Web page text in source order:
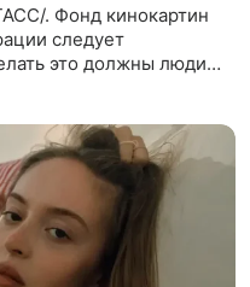
. Фонд кинокартин
следует
это должны люди,